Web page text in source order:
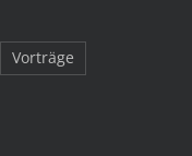
Vorträge